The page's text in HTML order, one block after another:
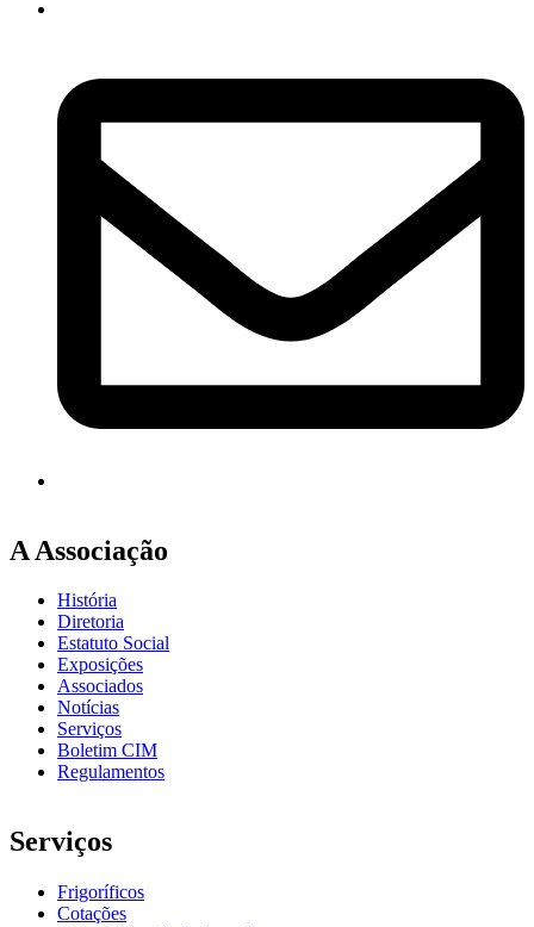
A Associação
História
Diretoria
Estatuto Social
Exposições
Associados
Notícias
Serviços
Boletim CIM
Regulamentos
Serviços
Frigoríficos
Cotações